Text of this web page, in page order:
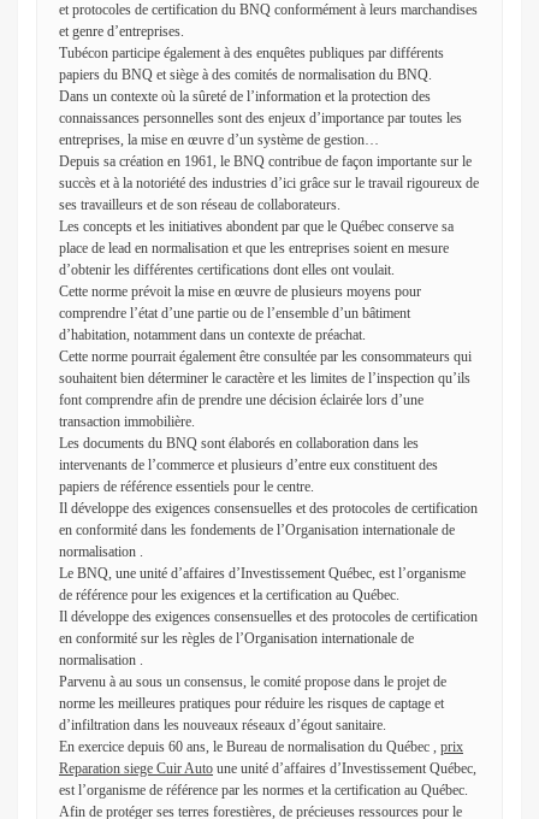
et protocoles de certification du BNQ conformément à leurs marchandises
et genre d’entreprises.
Tubécon participe également à des enquêtes publiques par différents
papiers du BNQ et siège à des comités de normalisation du BNQ.
Dans un contexte où la sûreté de l’information et la protection des
connaissances personnelles sont des enjeux d’importance par toutes les
entreprises, la mise en œuvre d’un système de gestion…
Depuis sa création en 1961, le BNQ contribue de façon importante sur le
succès et à la notoriété des industries d’ici grâce sur le travail rigoureux de
ses travailleurs et de son réseau de collaborateurs.
Les concepts et les initiatives abondent par que le Québec conserve sa
place de lead en normalisation et que les entreprises soient en mesure
d’obtenir les différentes certifications dont elles ont voulait.
Cette norme prévoit la mise en œuvre de plusieurs moyens pour
comprendre l’état d’une partie ou de l’ensemble d’un bâtiment
d’habitation, notamment dans un contexte de préachat.
Cette norme pourrait également être consultée par les consommateurs qui
souhaitent bien déterminer le caractère et les limites de l’inspection qu’ils
font comprendre afin de prendre une décision éclairée lors d’une
transaction immobilière.
Les documents du BNQ sont élaborés en collaboration dans les
intervenants de l’commerce et plusieurs d’entre eux constituent des
papiers de référence essentiels pour le centre.
Il développe des exigences consensuelles et des protocoles de certification
en conformité dans les fondements de l’Organisation internationale de
normalisation .
Le BNQ, une unité d’affaires d’Investissement Québec, est l’organisme
de référence pour les exigences et la certification au Québec.
Il développe des exigences consensuelles et des protocoles de certification
en conformité sur les règles de l’Organisation internationale de
normalisation .
Parvenu à au sous un consensus, le comité propose dans le projet de
norme les meilleures pratiques pour réduire les risques de captage et
d’infiltration dans les nouveaux réseaux d’égout sanitaire.
En exercice depuis 60 ans, le Bureau de normalisation du Québec , prix
Reparation siege Cuir Auto une unité d’affaires d’Investissement Québec,
est l’organisme de référence par les normes et la certification au Québec.
Afin de protéger ses terres forestières, de précieuses ressources pour le